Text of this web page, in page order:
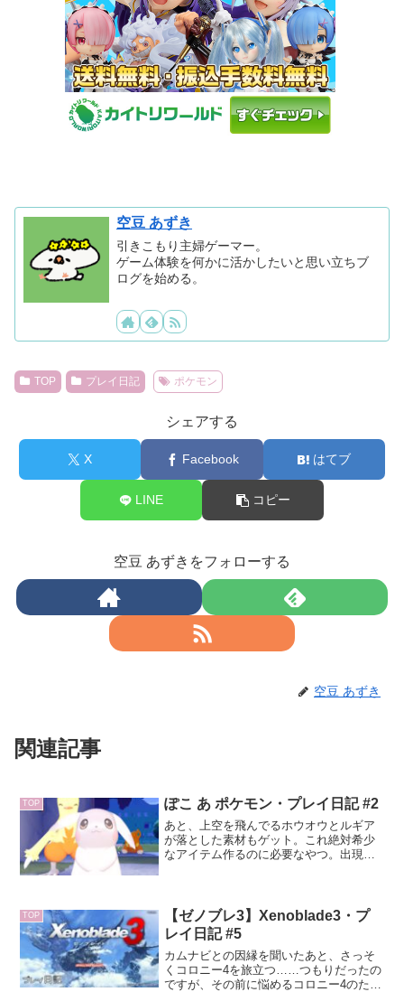
空豆 あずき
引きこもり主婦ゲーマー。
ゲーム体験を何かに活かしたいと思い立ちブ
ログを始める。
TOP プレイ日記 ポケモン
シェアする
X Facebook はてブ
LINE コピー
空豆 あずきをフォローする
空豆 あずき
関連記事
TOP ぽこ あ ポケモン・プレイ日記 #2
あと、上空を飛んでるホウオウとルギア
が落とした素材もゲット。これ絶対希少
なアイテム作るのに必要なやつ。出現頻
投入してみたけど、終わるまでけっこう
時間がかかるみたい。なのでその間にゲ
ートの先に行ってみることにした。
TOP
【ゼノブレ3】Xenoblade3・プ
レイ日記 #5
カムナビとの因縁を聞いたあと、さっそ
くコロニー4を旅立つ……つもりだったの
ですが、その前に悩めるコロニー4のため